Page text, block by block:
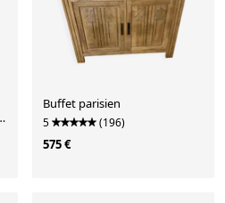
Buffet parisien
5 (196)
575 €